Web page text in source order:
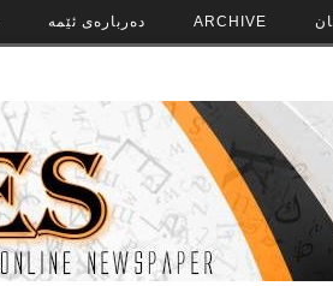
ده‌رباره‌ی ئێمه ARCHIVE